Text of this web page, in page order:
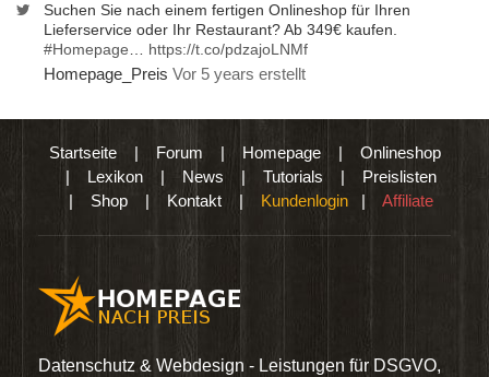
Suchen Sie nach einem fertigen Onlineshop für Ihren
Lieferservice oder Ihr Restaurant? Ab 349€ kaufen.
#Homepage
https://t.co/pdzajoLNMf
Homepage_Preis Vor 5 years erstellt
Startseite| Forum | Homepage| Onlineshop
| Lexikon | News | Tutorials | Preislisten
| Shop | Kontakt | Kundenlogin | Affiliate
Datenschutz & Webdesign - Leistungen für DSGVO,